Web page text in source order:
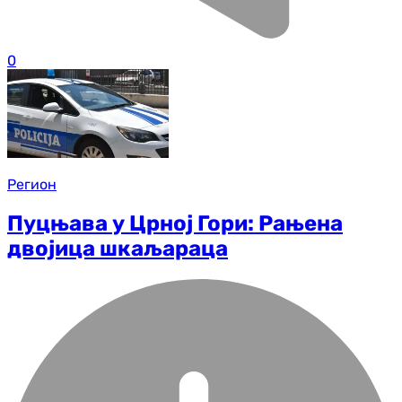
0
Регион
Пуцњава у Црној Гори: Рањена
двојица шкаљараца